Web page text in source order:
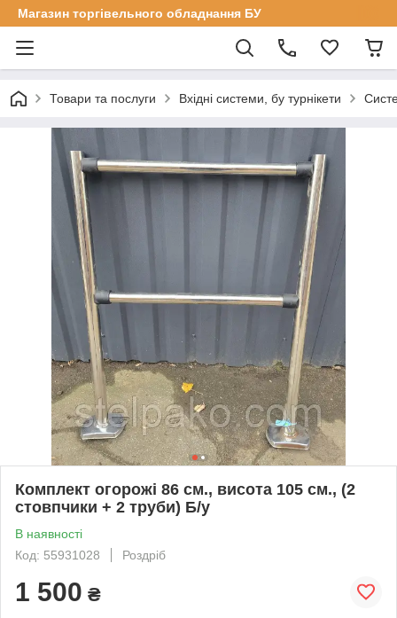
Магазин торгівельного обладнання БУ
Товари та послуги Вхідні системи, бу турнікети
Комплект огорожі 86 см., висота 105 см., (2
стовпчики + 2 труби) Б/у
В наявності
Код: 55931028
Роздріб
1 500 ₴